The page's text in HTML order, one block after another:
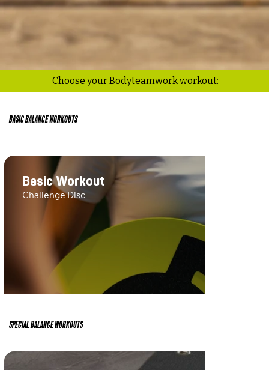
Choose your Bodyteamwork workout:
BASIC BALANCE WORKOUTS
Basic Workout
Challenge Disc
SPECIAL BALANCE WORKOUTS